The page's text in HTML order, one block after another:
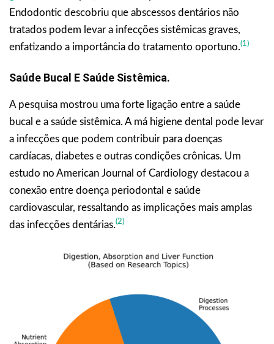
Endodontic descobriu que abscessos dentários não
tratados podem levar a infecções sistêmicas graves,
enfatizando a importância do tratamento oportuno.(1)
Saúde Bucal E Saúde Sistêmica.
A pesquisa mostrou uma forte ligação entre a saúde
bucal e a saúde sistêmica. A má higiene dental pode levar
a infecções que podem contribuir para doenças
cardíacas, diabetes e outras condições crônicas. Um
estudo no American Journal of Cardiology destacou a
conexão entre doença periodontal e saúde
cardiovascular, ressaltando as implicações mais amplas
das infecções dentárias.(2)